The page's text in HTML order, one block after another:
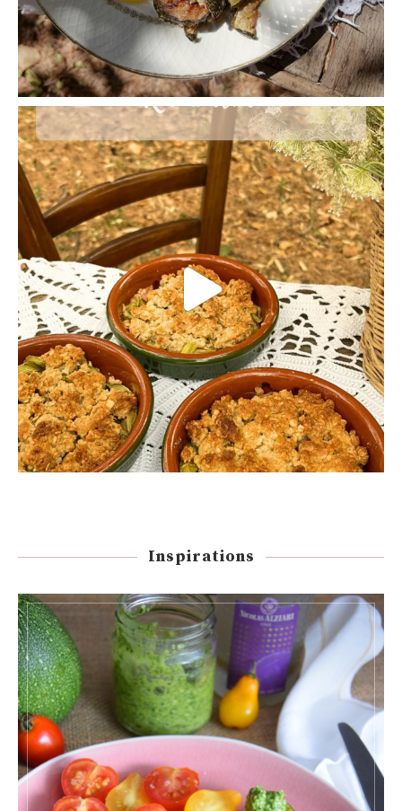
Inspirations